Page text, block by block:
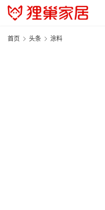
首页 头条 涂料